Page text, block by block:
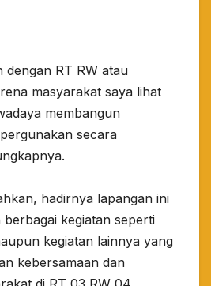
dengan RT RW atau
masyarakat saya lihat
membangun
secara
hadirnya lapangan ini
berbagai kegiatan seperti
kegiatan lainnya yang
kebersamaan dan